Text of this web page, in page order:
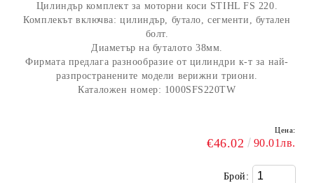
Цилиндър комплект за моторни коси STIHL FS 220.
Комплекът включва: цилиндър, бутало, сегменти, бутален
болт.
Диаметър на буталото 38мм.
Фирмата предлага разнообразие от цилиндри к-т за най-
разпространените модели верижни триони.
Каталожен номер: 1000SFS220TW
Цена:
€46.02 90.01лв.
Брой: